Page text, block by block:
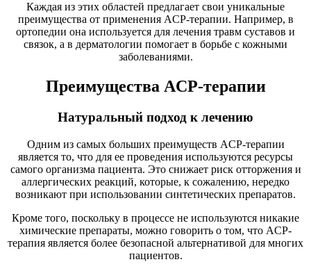
Каждая из этих областей предлагает свои уникальные
преимущества от применения ACP-терапии. Например, в
ортопедии она используется для лечения травм суставов и
связок, а в дерматологии помогает в борьбе с кожными
заболеваниями.
Преимущества ACP-терапии
Натуральный подход к лечению
Одним из самых больших преимуществ ACP-терапии
является то, что для ее проведения используются ресурсы
самого организма пациента. Это снижает риск отторжения и
аллергических реакций, которые, к сожалению, нередко
возникают при использовании синтетических препаратов.
Кроме того, поскольку в процессе не используются никакие
химические препараты, можно говорить о том, что ACP-
терапия является более безопасной альтернативой для многих
пациентов.